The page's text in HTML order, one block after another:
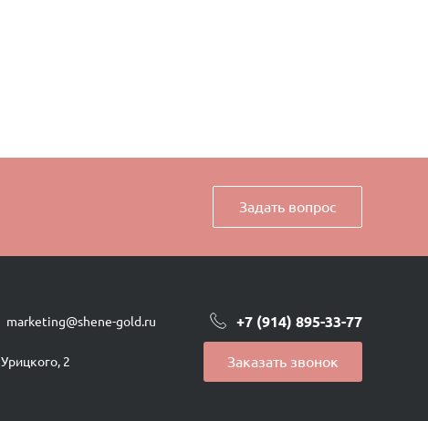
Задать вопрос
marketing@shene-gold.ru +7 (914) 895-33-77
Урицкого, 2 Заказать звонок